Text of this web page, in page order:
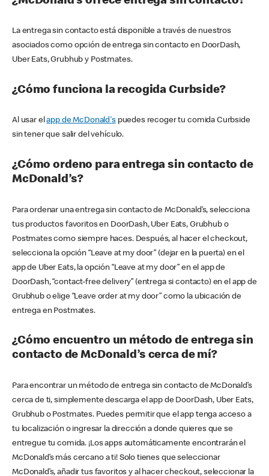
La entrega sin contacto está disponible a través de nuestros
asociados como opción de entrega sin contacto en DoorDash,
Uber Eats, Grubhub y Postmates.
¿Cómo funciona la recogida Curbside?
Al usar elapp de McDonald'spuedes recoger tu comida Curbside
sin tener que salir del vehículo.
¿Cómo ordeno para entrega sin contacto de
McDonald’s?
Para ordenar una entrega sin contacto de McDonald’s, selecciona
tus productos favoritos en DoorDash, Uber Eats, Grubhub o
Postmates como siempre haces. Después, al hacer el checkout,
selecciona la opción “Leave at my door” (dejar en la puerta) en el
app de Uber Eats, la opción “Leave at my door” en el app de
DoorDash, “contact-free delivery” (entrega si contacto) en el app de
Grubhub o elige “Leave order at my door” como la ubicación de
entrega en Postmates.
¿Cómo encuentro un método de entrega sin
contacto de McDonald’s cerca de mí?
Para encontrar un método de entrega sin contacto de McDonald’s
cerca de ti, simplemente descarga el app de DoorDash, Uber Eats,
Grubhub o Postmates. Puedes permitir que el app tenga acceso a
tu localización o ingresar la dirección a donde quieres que se
entregue tu comida. ¡Los apps automáticamente encontrarán el
McDonald’s más cercano a ti! Solo tienes que seleccionar
McDonald’s, añadir tus favoritos y al hacer checkout, seleccionar la